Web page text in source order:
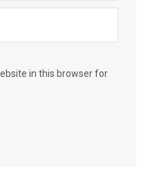
in this browser for